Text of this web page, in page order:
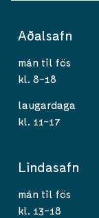
Aðalsafn
mán til fös
kl. 8-18
laugardaga
kl. 11-17
Lindasafn
mán til fös
kl. 13-18